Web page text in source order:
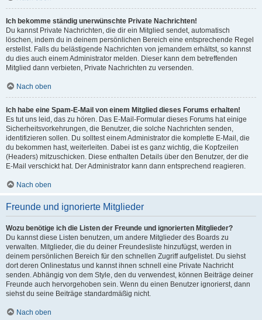
Ich bekomme ständig unerwünschte Private Nachrichten!
Du kannst Private Nachrichten, die dir ein Mitglied sendet, automatisch
löschen, indem du in deinem persönlichen Bereich eine entsprechende Regel
erstellst. Falls du belästigende Nachrichten von jemandem erhältst, so kannst
du dies auch einem Administrator melden. Dieser kann dem betreffenden
Mitglied dann verbieten, Private Nachrichten zu versenden.
Nach oben
Ich habe eine Spam-E-Mail von einem Mitglied dieses Forums erhalten!
Es tut uns leid, das zu hören. Das E-Mail-Formular dieses Forums hat einige
Sicherheitsvorkehrungen, die Benutzer, die solche Nachrichten senden,
identifizieren sollen. Du solltest einem Administrator die komplette E-Mail, die
du bekommen hast, weiterleiten. Dabei ist es ganz wichtig, die Kopfzeilen
(Headers) mitzuschicken. Diese enthalten Details über den Benutzer, der die
E-Mail verschickt hat. Der Administrator kann dann entsprechend reagieren.
Nach oben
Freunde und ignorierte Mitglieder
Wozu benötige ich die Listen der Freunde und ignorierten Mitglieder?
Du kannst diese Listen benutzen, um andere Mitglieder des Boards zu
verwalten. Mitglieder, die du deiner Freundesliste hinzufügst, werden in
deinem persönlichen Bereich für den schnellen Zugriff aufgelistet. Du siehst
dort deren Onlinestatus und kannst ihnen schnell eine Private Nachricht
senden. Abhängig von dem Style, den du verwendest, können Beiträge deiner
Freunde auch hervorgehoben sein. Wenn du einen Benutzer ignorierst, dann
siehst du seine Beiträge standardmäßig nicht.
Nach oben